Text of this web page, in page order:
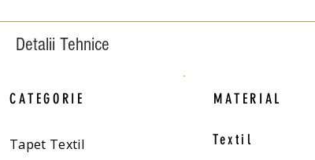
Detalii Tehnice
CATEGORIE
Tapet Textil
MATERIAL
Textil